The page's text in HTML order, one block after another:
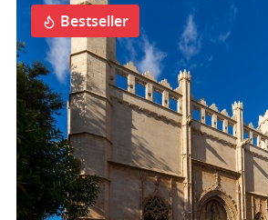
Bestseller